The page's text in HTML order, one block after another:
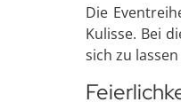
Die
Kulisse. Bei
sich zu